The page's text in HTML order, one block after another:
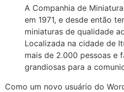
A Companhia de
em 1971, e desde então
miniaturas de qualidade
Localizada na cidade de
mais de 2.000 pessoas e
grandiosas para a
Como um novo usuário do